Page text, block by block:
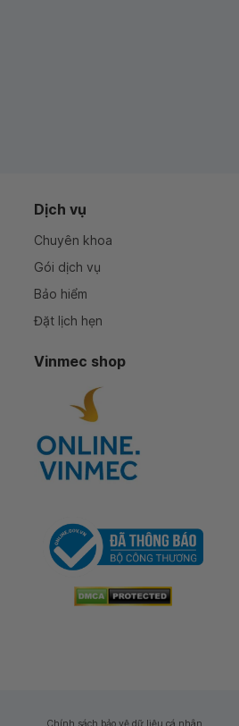
Dịch vụ
Chuyên khoa
Gói dịch vụ
Bảo hiểm
Đặt lịch hẹn
Vinmec shop
Chính sách bảo vệ dữ liệu cá nhân